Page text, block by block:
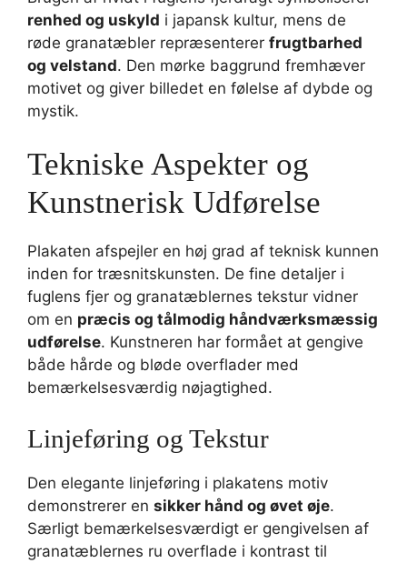
renhed og uskyld i japansk kultur, mens de
røde granatæbler repræsenterer frugtbarhed
og velstand. Den mørke baggrund fremhæver
motivet og giver billedet en følelse af dybde og
mystik.
Tekniske Aspekter og
Kunstnerisk Udførelse
Plakaten afspejler en høj grad af teknisk kunnen
inden for træsnitskunsten. De fine detaljer i
fuglens fjer og granatæblernes tekstur vidner
om en præcis og tålmodig håndværksmæssig
udførelse. Kunstneren har formået at gengive
både hårde og bløde overflader med
bemærkelsesværdig nøjagtighed.
Linjeføring og Tekstur
Den elegante linjeføring i plakatens motiv
demonstrerer en sikker hånd og øvet øje.
Særligt bemærkelsesværdigt er gengivelsen af
granatæblernes ru overflade i kontrast til